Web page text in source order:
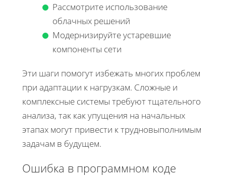
Рассмотрите использование
облачных решений
Модернизируйте устаревшие
компоненты сети
Эти шаги помогут избежать многих проблем
при адаптации к нагрузкам. Сложные и
комплексные системы требуют тщательного
анализа, так как упущения на начальных
этапах могут привести к трудновыполнимым
задачам в будущем.
Ошибка в программном коде